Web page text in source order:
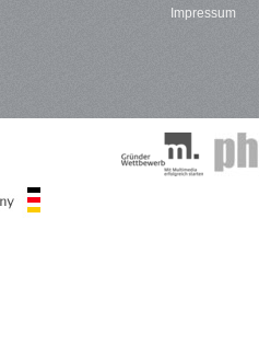
Impressum